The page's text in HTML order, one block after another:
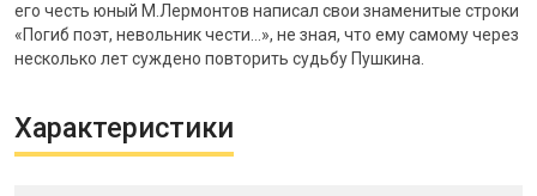
его честь юный М.Лермонтов написал свои знаменитые строки
«Погиб поэт, невольник чести…», не зная, что ему самому через
несколько лет суждено повторить судьбу Пушкина.
Характеристики